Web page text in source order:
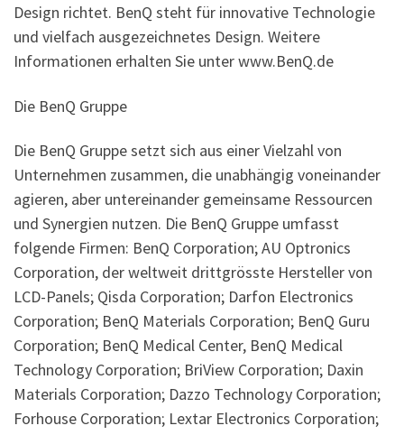
Design richtet. BenQ steht für innovative Technologie
und vielfach ausgezeichnetes Design. Weitere
Informationen erhalten Sie unter www.BenQ.de
Die BenQ Gruppe
Die BenQ Gruppe setzt sich aus einer Vielzahl von
Unternehmen zusammen, die unabhängig voneinander
agieren, aber untereinander gemeinsame Ressourcen
und Synergien nutzen. Die BenQ Gruppe umfasst
folgende Firmen: BenQ Corporation; AU Optronics
Corporation, der weltweit drittgrösste Hersteller von
LCD-Panels; Qisda Corporation; Darfon Electronics
Corporation; BenQ Materials Corporation; BenQ Guru
Corporation; BenQ Medical Center, BenQ Medical
Technology Corporation; BriView Corporation; Daxin
Materials Corporation; Dazzo Technology Corporation;
Forhouse Corporation; Lextar Electronics Corporation;